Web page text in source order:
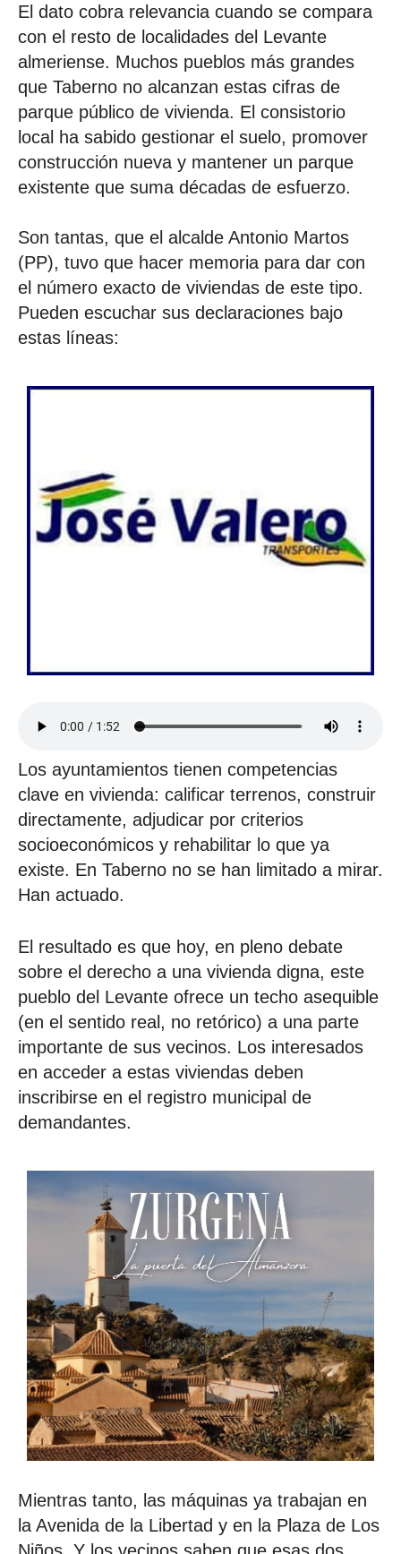
El dato cobra relevancia cuando se compara
con el resto de localidades del Levante
almeriense. Muchos pueblos más grandes
que Taberno no alcanzan estas cifras de
parque público de vivienda. El consistorio
local ha sabido gestionar el suelo, promover
construcción nueva y mantener un parque
existente que suma décadas de esfuerzo.
Son tantas, que el alcalde Antonio Martos
(PP), tuvo que hacer memoria para dar con
el número exacto de viviendas de este tipo.
Pueden escuchar sus declaraciones bajo
estas líneas:
Los ayuntamientos tienen competencias
clave en vivienda: calificar terrenos, construir
directamente, adjudicar por criterios
socioeconómicos y rehabilitar lo que ya
existe. En Taberno no se han limitado a mirar.
Han actuado.
El resultado es que hoy, en pleno debate
sobre el derecho a una vivienda digna, este
pueblo del Levante ofrece un techo asequible
(en el sentido real, no retórico) a una parte
importante de sus vecinos. Los interesados
en acceder a estas viviendas deben
inscribirse en el registro municipal de
demandantes.
Mientras tanto, las máquinas ya trabajan en
la Avenida de la Libertad y en la Plaza de Los
Niños. Y los vecinos saben que esas dos